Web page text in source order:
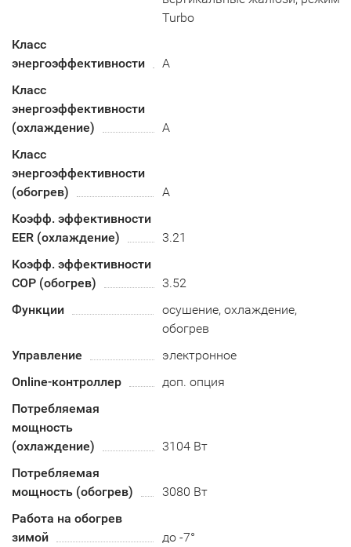
Turbo
Класс
энергоэффективности
A
Класс
энергоэффективности
(охлаждение)
А
Класс
энергоэффективности
(обогрев)
A
Коэфф. эффективности
EER (охлаждение)
3.21
Коэфф. эффективности
COP (обогрев)
3.52
Функции
осушение, охлаждение,
обогрев
Управление
электронное
Online-контроллер
доп. опция
Потребляемая
мощность
(охлаждение)
3104 Вт
Потребляемая
мощность (обогрев)
3080 Вт
Работа на обогрев
зимой
до -7°